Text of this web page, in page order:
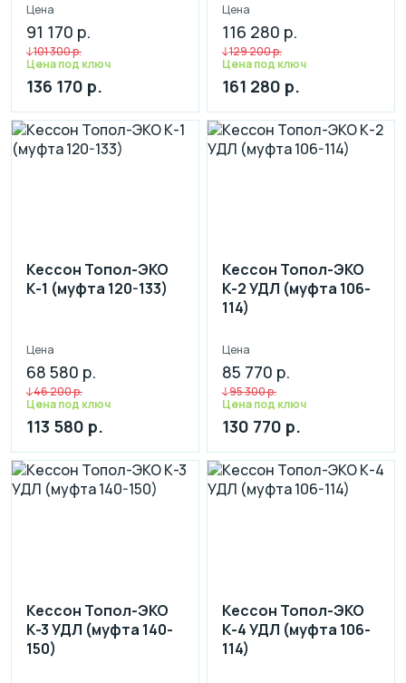
Цена
91 170 р.
101 300 р.
Цена под ключ
136 170 р.
Цена
116 280 р.
129 200 р.
Цена под ключ
161 280 р.
Кессон Топол-ЭКО
К-1 (муфта 120-133)
Цена
68 580 р.
46 200 р.
Цена под ключ
113 580 р.
Кессон Топол-ЭКО
К-2 УДЛ (муфта 106-
114)
Цена
85 770 р.
95 300 р.
Цена под ключ
130 770 р.
Кессон Топол-ЭКО
К-3 УДЛ (муфта 140-
150)
Кессон Топол-ЭКО
К-4 УДЛ (муфта 106-
114)